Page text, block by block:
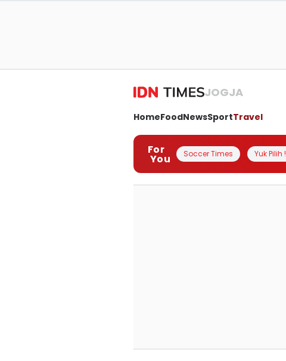
JOGJA
HomeFoodNewsSportTravel
For
You Soccer Times Yuk Pilih !